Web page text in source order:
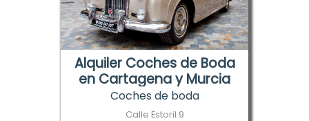
Alquiler Coches de Boda
en Cartagena y Murcia
Coches de boda
Calle Estoril 9